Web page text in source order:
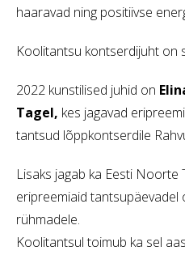
haaravad ning positiivse
Koolitantsu kontserdijuht on
2022 kunstilised juhid on
Tagel, kes jagavad
tantsud lõppkontserdile
Lisaks jagab ka Eesti
eripreemiaid tantsupäevadel
rühmadele.
Koolitantsul toimub ka sel